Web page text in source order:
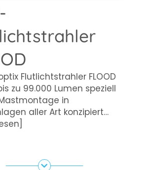
Flutlichtstrahler FLOOD
zu 99.000 Lumen speziell
in
aller Art konzipiert…